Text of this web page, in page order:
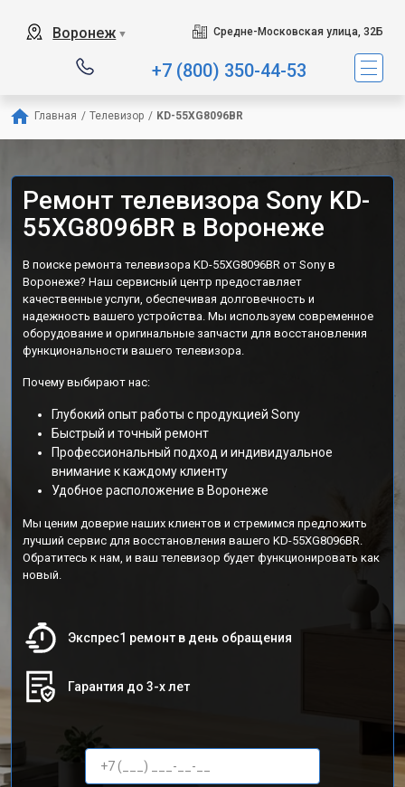
Воронеж ▼ Средне-Московская улица, 32Б
+7 (800) 350-44-53
Главная / Телевизор / KD-55XG8096BR
Ремонт телевизора Sony KD-
55XG8096BR в Воронеже
В поиске ремонта телевизора KD-55XG8096BR от Sony в
Воронеже? Наш сервисный центр предоставляет
качественные услуги, обеспечивая долговечность и
надежность вашего устройства. Мы используем современное
оборудование и оригинальные запчасти для восстановления
функциональности вашего телевизора.
Почему выбирают нас:
Глубокий опыт работы с продукцией Sony
Быстрый и точный ремонт
Профессиональный подход и индивидуальное
внимание к каждому клиенту
Удобное расположение в Воронеже
Мы ценим доверие наших клиентов и стремимся предложить
лучший сервис для восстановления вашего KD-55XG8096BR.
Обратитесь к нам, и ваш телевизор будет функционировать как
новый.
Экспрес1 ремонт в день обращения
Гарантия до 3-х лет